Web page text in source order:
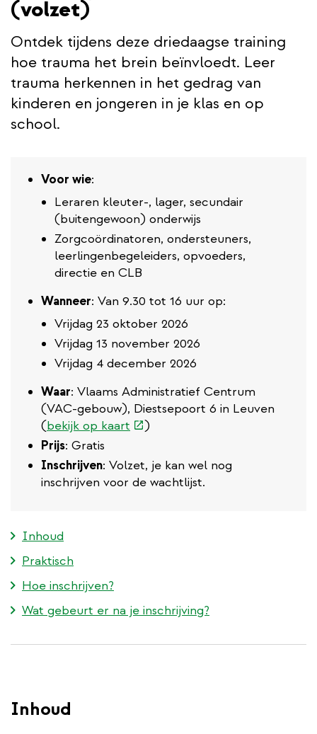
(volzet)
Ontdek tijdens deze driedaagse training
hoe trauma het brein beïnvloedt. Leer
trauma herkennen in het gedrag van
kinderen en jongeren in je klas en op
school.
Voor wie:
Leraren kleuter-, lager, secundair
(buitengewoon) onderwijs
Zorgcoördinatoren, ondersteuners,
leerlingenbegeleiders, opvoeders,
directie en CLB
Wanneer: Van 9.30 tot 16 uur op:
Vrijdag 23 oktober 2026
Vrijdag 13 november 2026
Vrijdag 4 december 2026
Waar: Vlaams Administratief Centrum
(VAC-gebouw), Diestsepoort 6 in Leuven
(bekijk op kaart (externe
)
Prijs: Gratis
Inschrijven: Volzet, je kan wel nog
inschrijven voor de wachtlijst.
Inhoud
Praktisch
Hoe inschrijven?
Wat gebeurt er na je inschrijving?
Inhoud